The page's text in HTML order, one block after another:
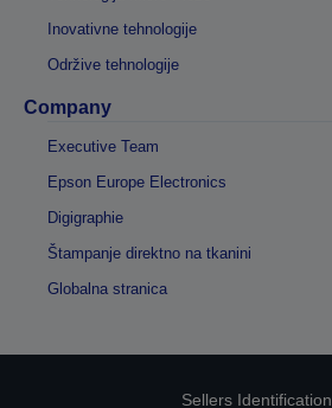
Inovativne tehnologije
Održive tehnologije
Company
Executive Team
Epson Europe Electronics
Digigraphie
Štampanje direktno na tkanini
Globalna stranica
Sellers Identification